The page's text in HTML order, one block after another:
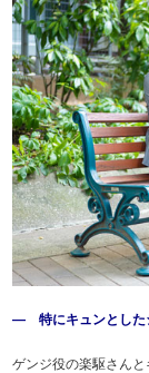
― 特にキュンとした
ゲンジ役の楽駆さん